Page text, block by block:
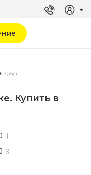
S60
Купить в
1
3